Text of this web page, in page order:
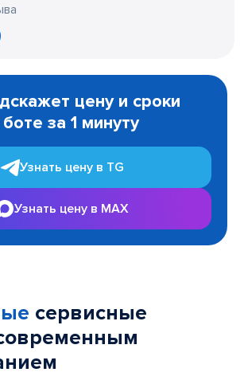
цену и сроки
за 1 минуту
Узнать цену в TG
Узнать цену в MAX
сервисные